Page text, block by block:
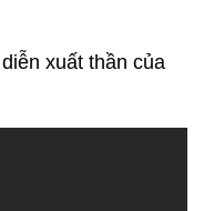
xuất thần của